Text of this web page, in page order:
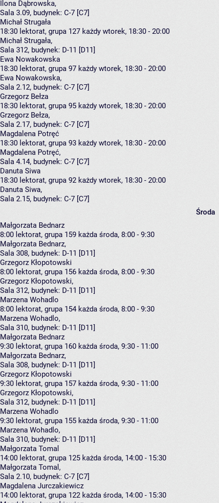
Ilona Dąbrowska,
Sala 3.09, budynek: C-7 [C7]
Michał Strugała
18:30 lektorat, grupa 127 każdy wtorek, 18:30 - 20:00
Michał Strugała,
Sala 312, budynek: D-11 [D11]
Ewa Nowakowska
18:30 lektorat, grupa 97 każdy wtorek, 18:30 - 20:00
Ewa Nowakowska,
Sala 2.12, budynek: C-7 [C7]
Grzegorz Bełza
18:30 lektorat, grupa 95 każdy wtorek, 18:30 - 20:00
Grzegorz Bełza,
Sala 2.17, budynek: C-7 [C7]
Magdalena Potręć
18:30 lektorat, grupa 93 każdy wtorek, 18:30 - 20:00
Magdalena Potręć,
Sala 4.14, budynek: C-7 [C7]
Danuta Siwa
18:30 lektorat, grupa 92 każdy wtorek, 18:30 - 20:00
Danuta Siwa,
Sala 2.15, budynek: C-7 [C7]
Środa
Małgorzata Bednarz
8:00 lektorat, grupa 159 każda środa, 8:00 - 9:30
Małgorzata Bednarz,
Sala 308, budynek: D-11 [D11]
Grzegorz Kłopotowski
8:00 lektorat, grupa 156 każda środa, 8:00 - 9:30
Grzegorz Kłopotowski,
Sala 312, budynek: D-11 [D11]
Marzena Wohadlo
8:00 lektorat, grupa 154 każda środa, 8:00 - 9:30
Marzena Wohadlo,
Sala 310, budynek: D-11 [D11]
Małgorzata Bednarz
9:30 lektorat, grupa 160 każda środa, 9:30 - 11:00
Małgorzata Bednarz,
Sala 308, budynek: D-11 [D11]
Grzegorz Kłopotowski
9:30 lektorat, grupa 157 każda środa, 9:30 - 11:00
Grzegorz Kłopotowski,
Sala 312, budynek: D-11 [D11]
Marzena Wohadlo
9:30 lektorat, grupa 155 każda środa, 9:30 - 11:00
Marzena Wohadlo,
Sala 310, budynek: D-11 [D11]
Małgorzata Tomal
14:00 lektorat, grupa 125 każda środa, 14:00 - 15:30
Małgorzata Tomal ,
Sala 2.10, budynek: C-7 [C7]
Magdalena Jurczakiewicz
14:00 lektorat, grupa 122 każda środa, 14:00 - 15:30